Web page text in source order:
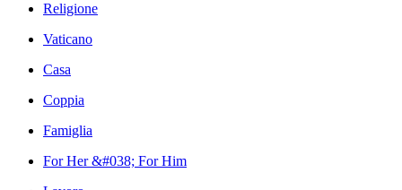
Religione
Vaticano
Casa
Coppia
Famiglia
For Her &#038; For Him